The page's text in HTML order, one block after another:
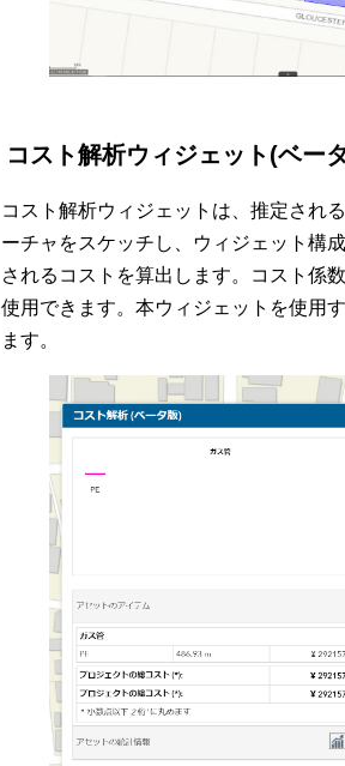
コスト解析ウィジェット(ベー
コスト解析ウィジェットは、推定され
ーチャをスケッチし、ウィジェット構
されるコストを算出します。コスト係
使用できます。本ウィジェットを使用
ます。